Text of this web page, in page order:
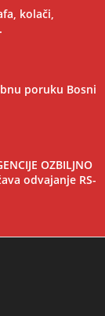
kolači,
poruku Bosni
OZBILJNO
odvajanje RS-